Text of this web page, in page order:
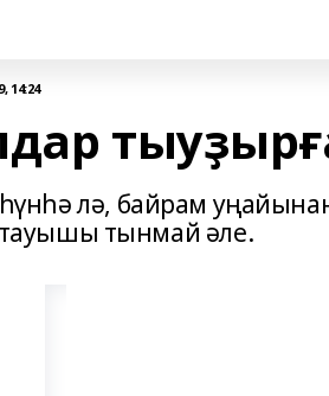
14:24
лә, байрам
тынмай әле.